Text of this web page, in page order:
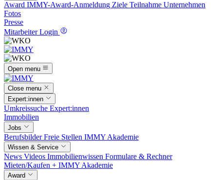
Award IMMY-Award-Anmeldung Ziele Teilnahme Unternehmen
Fotos
Presse
Mitarbeiter Login
Open menu
Close menu
Expert:innen
Umkreissuche Expert:innen
Immobilien
Jobs
BerufsbilderFreie Stellen IMMY Akademie
Wissen & Service
News Videos Immobilienwissen Formulare & Rechner
Mieten/Kaufen + IMMY Akademie
Award